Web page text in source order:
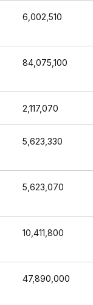
6,002,510
84,075,100
2,117,070
5,623,330
5,623,070
10,411,800
47,890,000